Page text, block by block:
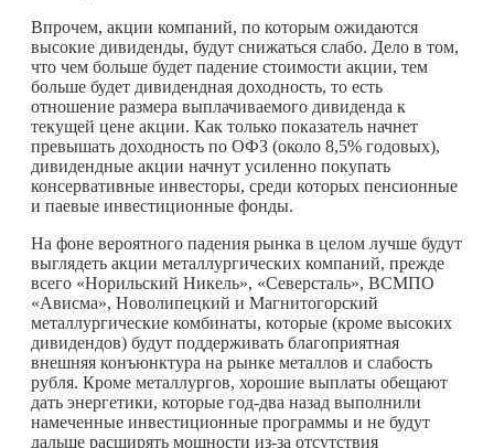
Впрочем, акции компаний, по которым ожидаются
высокие дивиденды, будут снижаться слабо. Дело в том,
что чем больше будет падение стоимости акции, тем
больше будет дивидендная доходность, то есть
отношение размера выплачиваемого дивиденда к
текущей цене акции. Как только показатель начнет
превышать доходность по ОФЗ (около 8,5% годовых),
дивидендные акции начнут усиленно покупать
консервативные инвесторы, среди которых пенсионные
и паевые инвестиционные фонды.
На фоне вероятного падения рынка в целом лучше будут
выглядеть акции металлургических компаний, прежде
всего «Норильский Никель», «Северсталь», ВСМПО
«Ависма», Новолипецкий и Магнитогорский
металлургические комбинаты, которые (кроме высоких
дивидендов) будут поддерживать благоприятная
внешняя конъюнктура на рынке металлов и слабость
рубля. Кроме металлургов, хорошие выплаты обещают
дать энергетики, которые год-два назад выполнили
намеченные инвестиционные программы и не будут
дальше расширять мощности из-за отсутствия